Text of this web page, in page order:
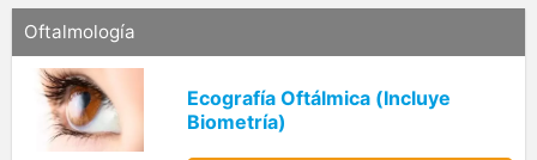
Oftalmología
Ecografía Oftálmica (Incluye
Biometría)